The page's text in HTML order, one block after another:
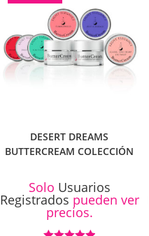
DESERT DREAMS
BUTTERCREAM COLECCIÓN
Solo Usuarios
Registrados pueden ver
precios.